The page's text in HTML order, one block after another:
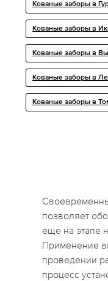
Кованые заборы в
Кованые заборы в
Кованые заборы в
Кованые заборы в
Кованые заборы в
позволяет
еще на этапе
Применение
проведении
процесс